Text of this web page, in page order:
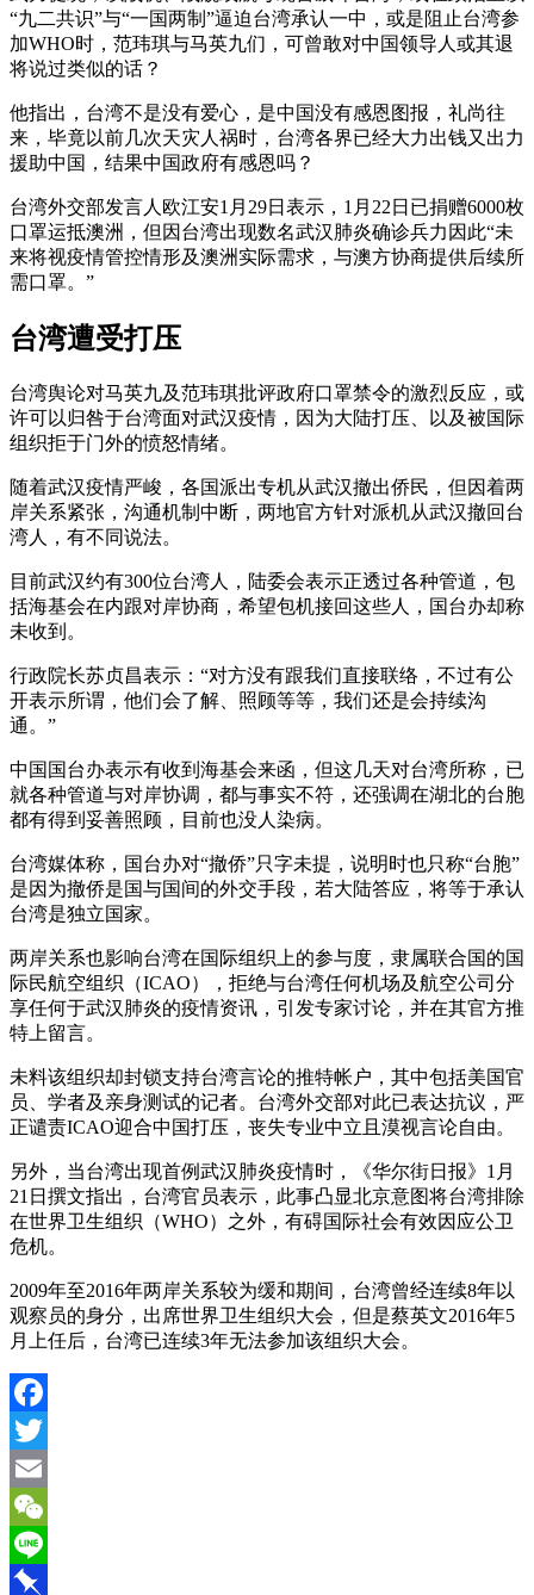
“九二共识”与“一国两制”逼迫台湾承认一中，或是阻止台湾参
加WHO时，范玮琪与马英九们，可曾敢对中国领导人或其退
将说过类似的话？
他指出，台湾不是没有爱心，是中国没有感恩图报，礼尚往
来，毕竟以前几次天灾人祸时，台湾各界已经大力出钱又出力
援助中国，结果中国政府有感恩吗？
台湾外交部发言人欧江安1月29日表示，1月22日已捐赠6000枚
口罩运抵澳洲，但因台湾出现数名武汉肺炎确诊兵力因此“未
来将视疫情管控情形及澳洲实际需求，与澳方协商提供后续所
需口罩。”
台湾遭受打压
台湾舆论对马英九及范玮琪批评政府口罩禁令的激烈反应，或
许可以归咎于台湾面对武汉疫情，因为大陆打压、以及被国际
组织拒于门外的愤怒情绪。
随着武汉疫情严峻，各国派出专机从武汉撤出侨民，但因着两
岸关系紧张，沟通机制中断，两地官方针对派机从武汉撤回台
湾人，有不同说法。
目前武汉约有300位台湾人，陆委会表示正透过各种管道，包
括海基会在内跟对岸协商，希望包机接回这些人，国台办却称
未收到。
行政院长苏贞昌表示：“对方没有跟我们直接联络，不过有公
开表示所谓，他们会了解、照顾等等，我们还是会持续沟
通。”
中国国台办表示有收到海基会来函，但这几天对台湾所称，已
就各种管道与对岸协调，都与事实不符，还强调在湖北的台胞
都有得到妥善照顾，目前也没人染病。
台湾媒体称，国台办对“撤侨”只字未提，说明时也只称“台胞”
是因为撤侨是国与国间的外交手段，若大陆答应，将等于承认
台湾是独立国家。
两岸关系也影响台湾在国际组织上的参与度，隶属联合国的国
际民航空组织（ICAO），拒绝与台湾任何机场及航空公司分
享任何于武汉肺炎的疫情资讯，引发专家讨论，并在其官方推
特上留言。
未料该组织却封锁支持台湾言论的推特帐户，其中包括美国官
员、学者及亲身测试的记者。台湾外交部对此已表达抗议，严
正谴责ICAO迎合中国打压，丧失专业中立且漠视言论自由。
另外，当台湾出现首例武汉肺炎疫情时，《华尔街日报》1月
21日撰文指出，台湾官员表示，此事凸显北京意图将台湾排除
在世界卫生组织（WHO）之外，有碍国际社会有效因应公卫
危机。
2009年至2016年两岸关系较为缓和期间，台湾曾经连续8年以
观察员的身分，出席世界卫生组织大会，但是蔡英文2016年5
月上任后，台湾已连续3年无法参加该组织大会。
Facebook
Twitter
Email
WeChat
Line